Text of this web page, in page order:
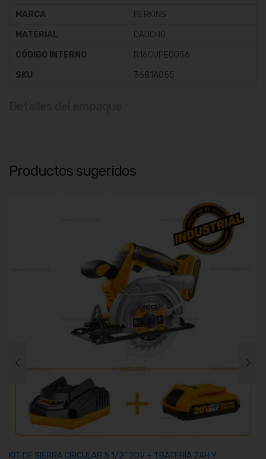
MARCA
PERKINS
MATERIAL
CAUCHO
CÓDIGO INTERNO
R16CUPE0056
SKU
3681A055
Productos sugeridos
KIT DE SIERRA CIRCULAR 5 1/2" 20V + 1 BATERÍA 2AH Y